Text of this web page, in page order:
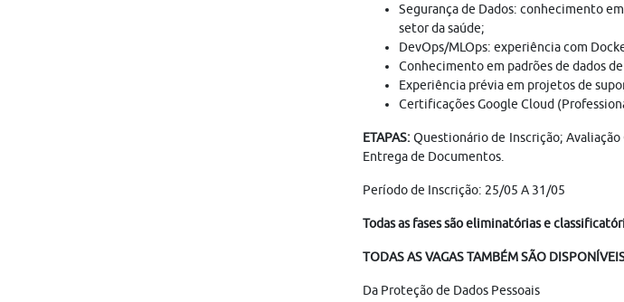
Segurança de Dados: conhecimento
setor da saúde;
DevOps/MLOps: experiência com
Conhecimento em padrões de dados
Experiência prévia em projetos de
Certificações Google Cloud
ETAPAS:Questionário de Inscrição; Avaliação
Entrega de Documentos.
Período de Inscrição: 25/05 A 31/05
Todas as fases são eliminatórias e
TODAS AS VAGAS TAMBÉM SÃO
Da Proteção de Dados Pessoais